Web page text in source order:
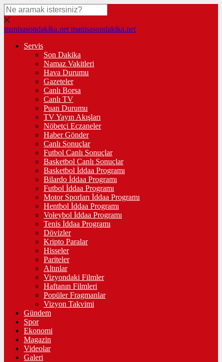
manisasondakika.net manisasondakika.net
Servis
Son Dakika
Namaz Vakitleri
Hava Durumu
Gazeteler
Canlı Borsa
Canlı TV
Puan Durumu
TV Yayın Akışları
Nöbetçi Eczaneler
Haber Gönder
Canlı Sonuçlar
Futbol Canlı Sonuçlar
Basketbol Canlı Sonuçlar
Basketbol İddaa Programı
Bilardo İddaa Programı
Futbol İddaa Programı
Motor Sporları İddaa Programı
Hentbol İddaa Programı
Voleybol İddaa Programı
Tenis İddaa Programı
Dövizler
Kripto Paralar
Hisseler
Pariteler
Altınlar
Vizyondaki Filmler
Haftanın Filmleri
Popüler Fragmanlar
Vizyon Takvimi
Gündem
Spor
Ekonomi
Magazin
Videolar
Galeri